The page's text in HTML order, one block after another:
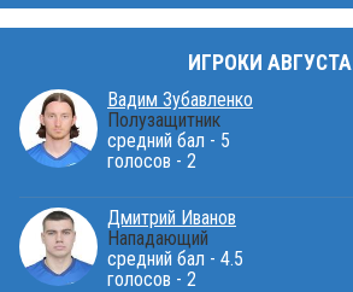
ИГРОКИ АВГУСТА
Вадим Зубавленко
Полузащитник
средний бал - 5
голосов - 2
Дмитрий Иванов
Нападающий
средний бал - 4.5
голосов - 2